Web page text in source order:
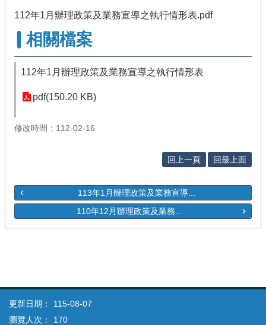
112年1月辦理政策及業務宣導之執行情形表.pdf
相關檔案
112年1月辦理政策及業務宣導之執行情形表
pdf(150.20 KB)
修改時間：112-02-16
回上一頁 回最上面
113年1月辦理政策及業務宣導...
110年12月辦理政策及業務...
更新日期：
115-08-07
瀏覽人次：
170